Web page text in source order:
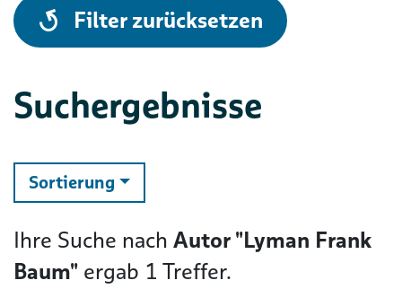
alle
Filter zurücksetzen
Suchergebnisse
Sortierung ändern
Ihre Suche nach Autor "Lyman Frank
Baum" ergab 1 Treffer.